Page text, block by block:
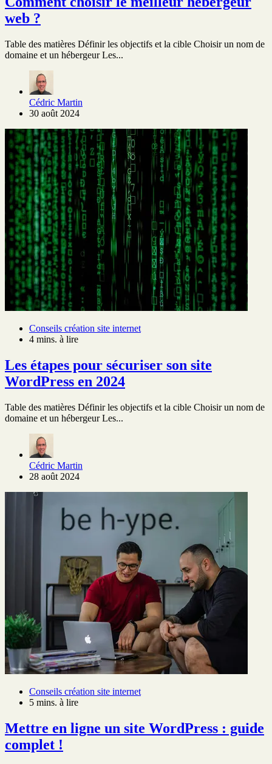
web ?
Table des matières Définir les objectifs et la cible Choisir un nom de
domaine et un hébergeur Les...
Cédric Martin
30 août 2024
Conseils création site internet
4 mins. à lire
Les étapes pour sécuriser son site
WordPress en 2024
Table des matières Définir les objectifs et la cible Choisir un nom de
domaine et un hébergeur Les...
Cédric Martin
28 août 2024
Conseils création site internet
5 mins. à lire
Mettre en ligne un site WordPress : guide
complet !